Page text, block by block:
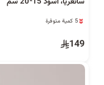
5 كمية متوفرة
5 كمية متوفرة
8 مشاهدة مؤخراً
149